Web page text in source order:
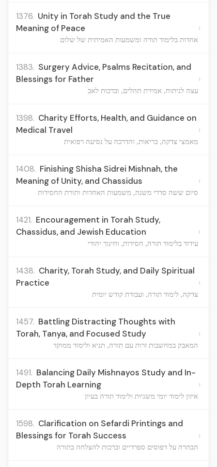
1376. Unity in Torah Study and the True
Meaning of Peace
אחדות בלימוד תורה ומשמעות האמיתית של שלום
›
1383. Surgery Advice, Psalms Recitation, and
Blessings for Father
עצה לניתוח, אמירת תהלים, וברכות לאב
›
1398. Charity Efforts, Health, and Guidance on
Medical Travel
מאמצי צדקה, בריאות, והדרכה על נסיעה רפואית
›
1408. Finishing Shisha Sidrei Mishnah, the
Meaning of Unity, and Chassidus
סיום ששה סדרי משנה, משמעות האחדות ותורת החסידות
›
1421. Encouragement in Torah Study,
Chassidus, and Jewish Education
עידוד בלימוד תורה, חסידות, וחינוך יהודי
›
1438. Charity, Torah Study, and Daily Spiritual
Practice
צדקה, לימוד תורה, ועבודת קודש יומית
›
1457. Battling Distracting Thoughts with
Torah, Tanya, and Focused Study
המאבק במחשבות זרות עם תורה, תניא ולימוד ממוקד
›
1491. Balancing Daily Mishnayos Study and In-
Depth Torah Learning
איזון לימוד יומי משניות ולימוד תורה בעיון
›
1598. Clarification on Sefardi Printings and
Blessings for Torah Success
הבהרה על דפוסים ספרדיים וברכות להצלחה בתורה
›